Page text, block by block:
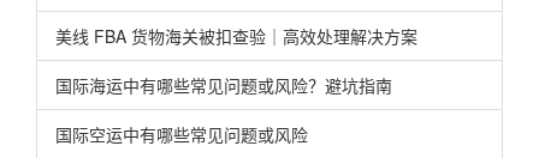
美线 FBA 货物海关被扣查验｜高效处理解决方案
国际海运中有哪些常见问题或风险？避坑指南
国际空运中有哪些常见问题或风险